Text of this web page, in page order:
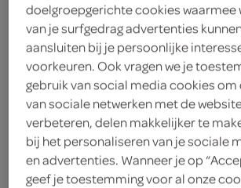
2 teentjes knoflook
1 rode paprika
100 gram ontbijtspekblokjes
2 eetlepels olijfolie
doelgroepgerichte cookies waarmee
van je surfgedrag advertenties
aansluiten bij je persoonlijke
voorkeuren. Ook vragen we je
gebruik van social media cookies
van sociale netwerken met de
verbeteren, delen makkelijker te
bij het personaliseren van je sociale
en advertenties. Wanneer je op
geef je toestemming voor al onze